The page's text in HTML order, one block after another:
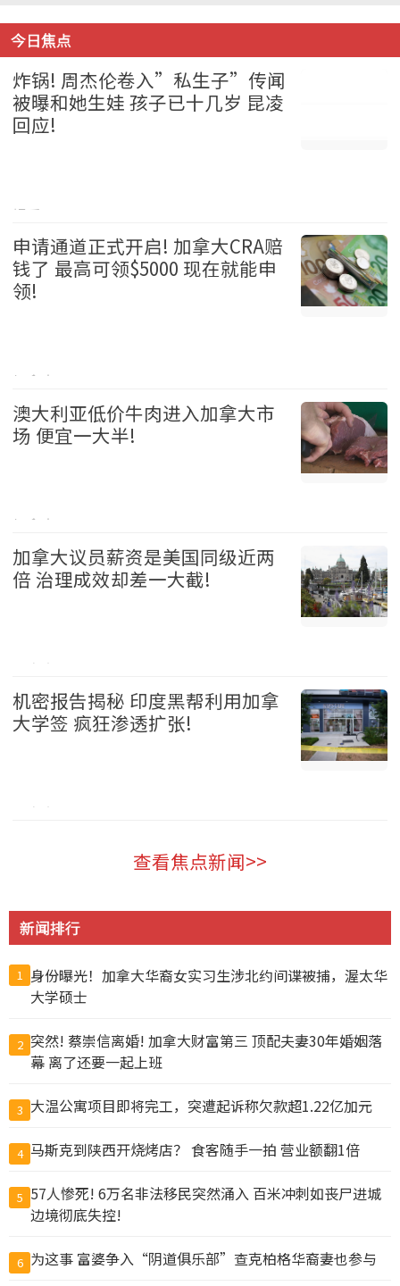
今日焦点
炸锅! 周杰伦卷入”私生子”传闻
被曝和她生娃 孩子已十几岁 昆凌
回应!
娱乐 2026-08-05
申请通道正式开启! 加拿大CRA赔
钱了 最高可领$5000 现在就能申
领!
加拿大 2026-08-05
澳大利亚低价牛肉进入加拿大市
场 便宜一大半!
加拿大 2026-08-05
加拿大议员薪资是美国同级近两
倍 治理成效却差一大截!
加拿大 2026-08-05
机密报告揭秘 印度黑帮利用加拿
大学签 疯狂渗透扩张!
加拿大 2026-08-05
查看焦点新闻>>
新闻排行
1 身份曝光！加拿大华裔女实习生涉北约间谍被捕，渥太华
大学硕士
2 突然! 蔡崇信离婚! 加拿大财富第三 顶配夫妻30年婚姻落
幕 离了还要一起上班
3 大温公寓项目即将完工，突遭起诉称欠款超1.22亿加元
4 马斯克到陕西开烧烤店？ 食客随手一拍 营业额翻1倍
5 57人惨死! 6万名非法移民突然涌入 百米冲刺如丧尸进城
边境彻底失控!
6 为这事 富婆争入“阴道俱乐部”查克柏格华裔妻也参与